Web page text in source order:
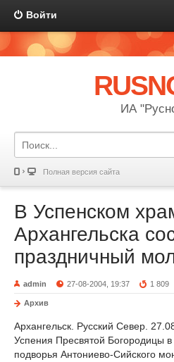
Войти
ИА
Полная версия сайта
В Успенском
Архангельска
праздничный
admin 27-08-2004, 19:37 1 809
Архив
Архангельск. Русский Север.
Успения Пресвятой Богородицы
подворья Антониево-Сийского